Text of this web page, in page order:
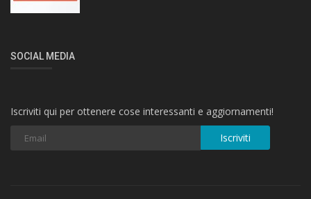
SOCIAL MEDIA
Iscriviti qui per ottenere cose interessanti e aggiornamenti!
Iscriviti